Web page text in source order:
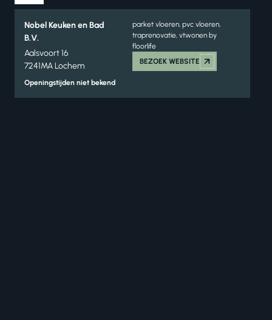
Nobel Keuken en Bad
B.V.
Aalsvoort 16
7241MA Lochem
Openingstijden niet bekend
parket vloeren, pvc vloeren,
traprenovatie, vtwonen by
floorlife
BEZOEK WEBSITE